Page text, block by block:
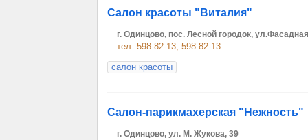
Салон красоты "Виталия"
г. Одинцово, пос. Лесной городок,
тел: 598-82-13, 598-82-13
салон красоты
Салон-парикмахерская "Нежность"
г. Одинцово, ул. М. Жукова, 39